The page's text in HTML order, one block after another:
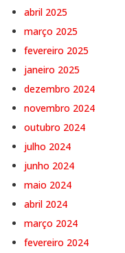
abril 2025
março 2025
fevereiro 2025
janeiro 2025
dezembro 2024
novembro 2024
outubro 2024
julho 2024
junho 2024
maio 2024
abril 2024
março 2024
fevereiro 2024